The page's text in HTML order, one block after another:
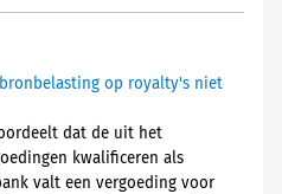
op royalty's niet
dat de uit het
kwalificeren als
valt een vergoeding voor